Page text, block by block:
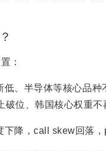
：
、半导体等核心品
位、韩国核心权重不
降，call skew回落，